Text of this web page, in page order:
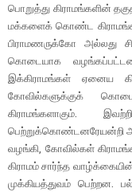
பொறுத்து கிராமங்களின்
மக்களைக் கொண்ட கிராமங்கள்
பிராமணருக்கோ அல்லது
கொடையாக
இக்கிராமங்கள் ஏனைய
கோவில்களுக்குக்
கிராமங்களாகும்.
பெற்றுக்கொண்டனரேயன்றி
வழங்கி, கோவில்கள்
கிராமம் சார்ந்த
முக்கியத்துவம் பெற்றன.